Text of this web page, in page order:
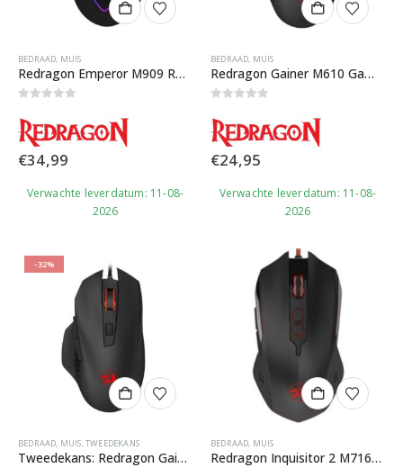
BEDRAAD MUIS
Redragon Emperor M909 RGB Gaming Muis
€34,99
Verwachte leverdatum: 11-08-
2026
BEDRAAD MUIS
Redragon Gainer M610 Gaming Muis
€24,95
Verwachte leverdatum: 11-08-
2026
-32%
BEDRAAD, MUIS,TWEEDEKANS
Tweedekans: Redragon Gainer M610 Gaming Muis
BEDRAAD, MUIS
Redragon Inquisitor 2 M716A Gaming Muis